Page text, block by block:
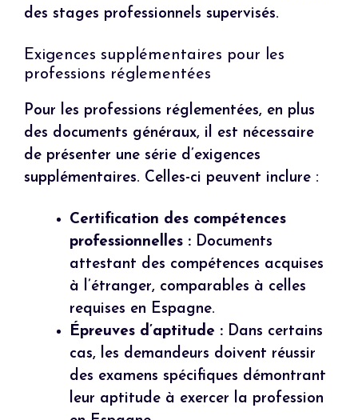
des stages professionnels supervisés.
Exigences supplémentaires pour les
professions réglementées
Pour les professions réglementées, en plus
des documents généraux, il est nécessaire
de présenter une série d’exigences
supplémentaires. Celles-ci peuvent inclure :
Certification des compétences
professionnelles : Documents
attestant des compétences acquises
à l’étranger, comparables à celles
requises en Espagne.
Épreuves d’aptitude : Dans certains
cas, les demandeurs doivent réussir
des examens spécifiques démontrant
leur aptitude à exercer la profession